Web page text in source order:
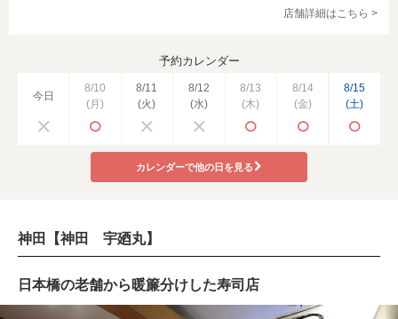
店舗詳細はこちら >
予約カレンダー
今日
8/10
(月)
8/11
(火)
8/12
(水)
8/13
(木)
8/14
(金)
8/15
(土)
カレンダーで他の日を見る
神田【神田 宇廼丸】
日本橋の老舗から暖簾分けした寿司店